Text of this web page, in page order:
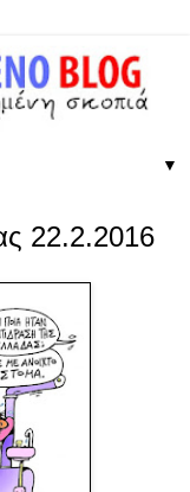
▼
22.2.2016